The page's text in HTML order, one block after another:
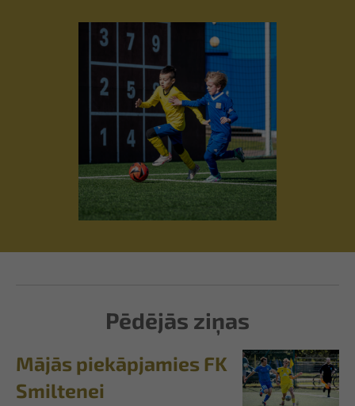
Pēdējās ziņas
Mājās piekāpjamies FK
Smiltenei